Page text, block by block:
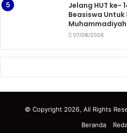
Jelang HUT ke-
Beasiswa Untuk
Muhammadiyah
07/08/2026
© Copyright 2026, All Rights
Beranda